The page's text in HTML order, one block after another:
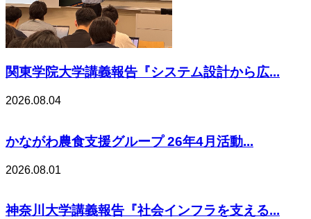
関東学院大学講義報告『システム設計から広...
2026.08.04
かながわ農食支援グループ 26年4月活動...
2026.08.01
神奈川大学講義報告『社会インフラを支える...